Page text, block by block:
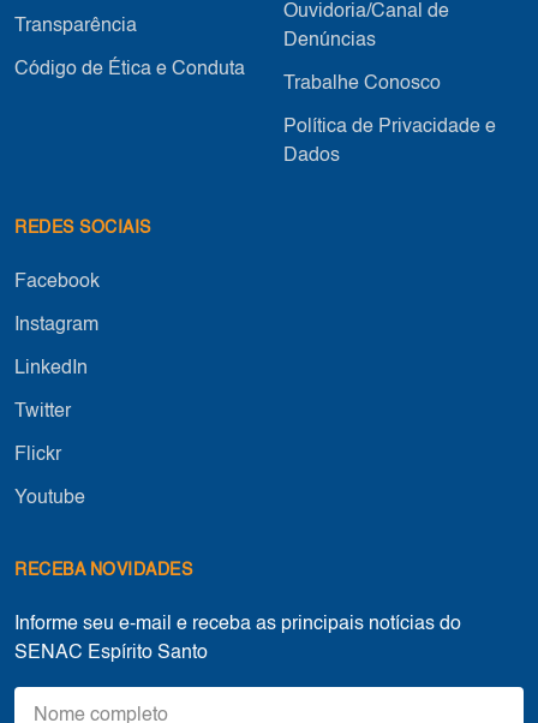
Transparência
Código de Ética e Conduta
Ouvidoria/Canal de
Denúncias
Trabalhe Conosco
Política de Privacidade e
Dados
REDES SOCIAIS
Facebook
Instagram
LinkedIn
Twitter
Flickr
Youtube
RECEBA NOVIDADES
Informe seu e-mail e receba as principais notícias do
SENAC Espírito Santo